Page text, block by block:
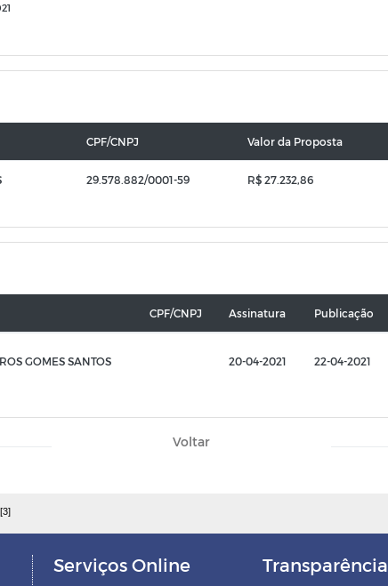
CPF/CNPJ Valor da Proposta
29.578.882/0001-59 R$ 27.232,86
CPF/CNPJ Assinatura Publicação
GOMES SANTOS 20-04-2021 22-04-2021
Voltar
Serviços Online Transparência